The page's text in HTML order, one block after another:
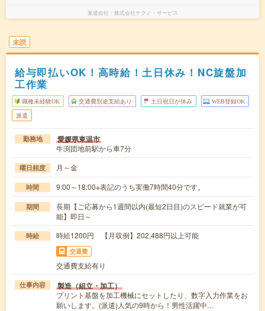
派遣会社 株式会社テクノ・サービス
未読
給与即払いOK！高時給！土日休み！NC旋盤加
工作業
職種未経験OK 交通費別途支給あり 土日祝日が休み WEB登録OK
派遣
勤務地 愛媛県東温市
牛渕団地前駅から車7分
曜日頻度 月～金
時間 9:00～18:00※表記のうち実働7時間40分です。
期間
長期【ご応募から1週間以内(最短2日目)のスピード就業が可
能】即日～
時給 時給1200円 【月収例】202,488円以上可能
交通費
交通費支給有り
仕事内容 製造（組立・加工）
プリント基盤を加工機械にセットしたり、数字入力作業をお
願いします。(派遣)人気の9時から！男性活躍中…